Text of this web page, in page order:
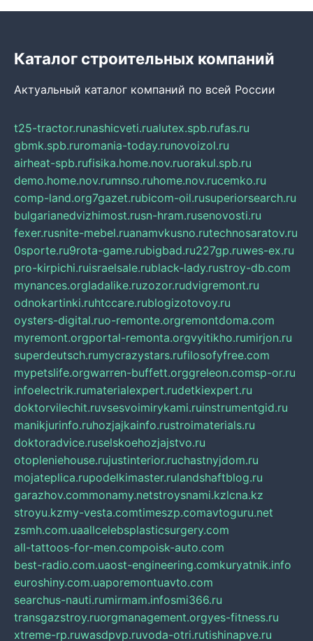
Каталог строительных компаний
Актуальный каталог компаний по всей России
t25-tractor.runashicveti.rualutex.spb.rufas.ru
gbmk.spb.ruromania-today.runovoizol.ru
airheat-spb.rufisika.home.nov.ruorakul.spb.ru
demo.home.nov.rumnso.ruhome.nov.rucemko.ru
comp-land.org7gazet.rubicom-oil.rusuperiorsearch.ru
bulgarianedvizhimost.rusn-hram.rusenovosti.ru
fexer.rusnite-mebel.ruanamvkusno.rutechnosaratov.ru
0sporte.ru9rota-game.rubigbad.ru227gp.ruwes-ex.ru
pro-kirpichi.ruisraelsale.rublack-lady.rustroy-db.com
mynances.orgladalike.ruzozor.rudvigremont.ru
odnokartinki.ruhtccare.rublogizotovoy.ru
oysters-digital.ruo-remonte.orgremontdoma.com
myremont.orgportal-remonta.orgvyitikho.rumirjon.ru
superdeutsch.rumycrazystars.rufilosofyfree.com
mypetslife.orgwarren-buffett.orggreleon.comsp-or.ru
infoelectrik.rumaterialexpert.rudetkiexpert.ru
doktorvilechit.ruvsesvoimirykami.ruinstrumentgid.ru
manikjurinfo.ruhozjajkainfo.rustroimaterials.ru
doktoradvice.ruselskoehozjajstvo.ru
otopleniehouse.rujustinterior.ruchastnyjdom.ru
mojateplica.rupodelkimaster.rulandshaftblog.ru
garazhov.commonamy.netstroysnami.kzlcna.kz
stroyu.kzmy-vesta.comtimeszp.comavtoguru.net
zsmh.com.uaallcelebsplasticsurgery.com
all-tattoos-for-men.compoisk-auto.com
best-radio.com.uaost-engineering.comkuryatnik.info
euroshiny.com.uaporemontuavto.com
searchus-nauti.rumirmam.infosmi366.ru
transgazstroy.ruorgmanagement.orgyes-fitness.ru
xtreme-rp.ruwasdpvp.ruvoda-otri.rutishinapve.ru